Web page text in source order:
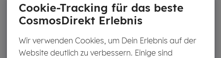
Cookie-Tracking für das beste
CosmosDirekt Erlebnis
Wir verwenden Cookies, um Dein Erlebnis auf der
Website deutlich zu verbessern. Einige sind